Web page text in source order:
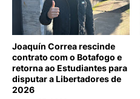
Joaquín Correa rescinde
contrato com o Botafogo e
retorna ao Estudiantes para
disputar a Libertadores de
2026